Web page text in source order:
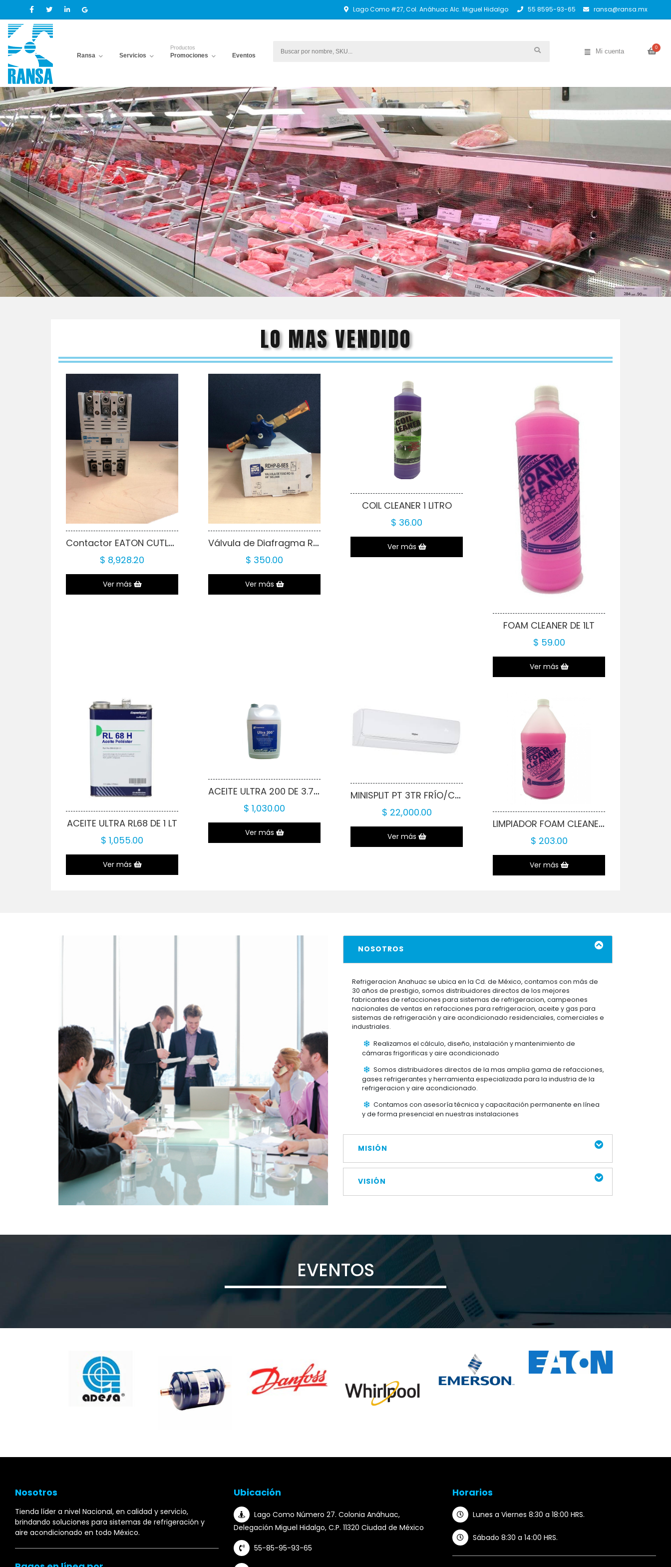
Lago Como #27, Col. Anáhuac Alc. Miguel Hidalgo 55 8595-93-65 ransa@ransa.mx
Ransa Servicios
Productos
Promociones Eventos
0
Mi cuenta
LO MAS VENDIDO
Contactor EATON CUTLER-HAMMER 120AMPERS
$ 8,928.20
Ver más
Válvula de Diafragma RDHPB5ES 5/8S
$ 350.00
Ver más
COIL CLEANER 1 LITRO
$ 36.00
Ver más
FOAM CLEANER DE 1LT
$ 59.00
Ver más
ACEITE ULTRA RL68 DE 1 LT
$ 1,055.00
Ver más
ACEITE ULTRA 200 DE 3.75LTS
$ 1,030.00
Ver más
MINISPLIT PT 3TR FRÍO/CALOR R410
$ 22,000.00
Ver más
LIMPIADOR FOAM CLEANER DE 3.75LTS
$ 203.00
Ver más
NOSOTROS
Refrigeracion Anahuac se ubica en la Cd. de México, contamos con más de
30 años de prestigio, somos distribuidores directos de los mejores
fabricantes de refacciones para sistemas de refrigeracion, campeones
nacionales de ventas en refacciones para refrigeracion, aceite y gas para
sistemas de refrigeración y aire acondicionado residenciales, comerciales e
industriales.
Realizamos el cálculo, diseño, instalación y mantenimiento de
cámaras frigorificas y aire acondicionado
Somos distribuidores directos de la mas amplia gama de refacciones,
gases refrigerantes y herramienta especializada para la industria de la
refrigeracion y aire acondicionado.
Contamos con asesoría técnica y capacitación permanente en línea
y de forma presencial en nuestras instalaciones
MISIÓN
VISIÓN
EVENTOS
Nosotros
Tienda líder a nivel Nacional, en calidad y servicio,
brindando soluciones para sistemas de refrigeración y
aire acondicionado en todo México.
Ubicación
Lago Como Número 27. Colonia Anáhuac,
Delegación Miguel Hidalgo, C.P. 11320 Ciudad de México
55-85-95-93-65
Horarios
Lunes a Viernes 8:30 a 18:00 HRS.
Sábado 8:30 a 14:00 HRS.